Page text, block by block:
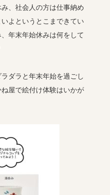
、社会人の方は仕事納め
よというとこまできてい
年末年始休みは何をして
ダラと年末年始を過ごし
屋で絵付け体験はいかが